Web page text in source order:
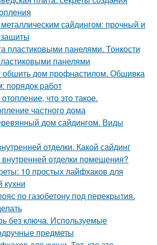
сайдингом: прочный и
пластиковыми панелями. Тонкости
панелями
обшить дом профнастилом. Обшивка
порядок работ
что это такое.
частного дома
дом сайдингом. Виды
отделки. Какой сайдинг
внутренней отделки помещения?
10 простых лайфхаков для
по газобетону под перекрытия.
без ключа. Используемые
предметы